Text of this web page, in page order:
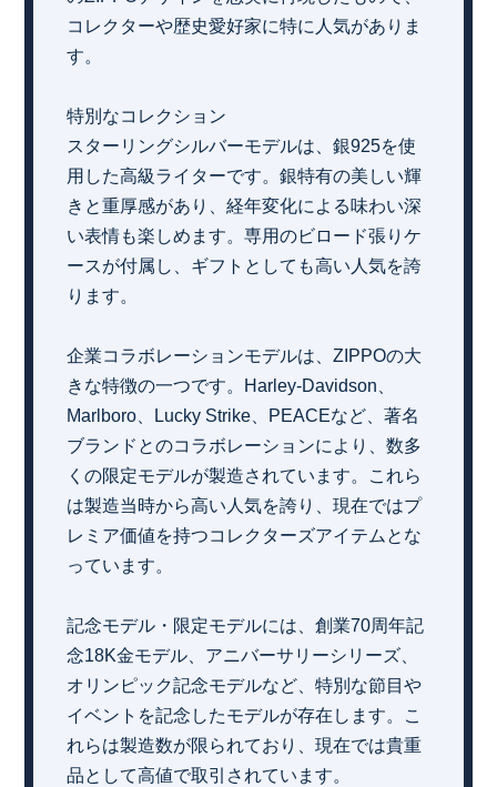
コレクターや歴史愛好家に特に人気がありま
す。
特別なコレクション
スターリングシルバーモデルは、銀925を使
用した高級ライターです。銀特有の美しい輝
きと重厚感があり、経年変化による味わい深
い表情も楽しめます。専用のビロード張りケ
ースが付属し、ギフトとしても高い人気を誇
ります。
企業コラボレーションモデルは、ZIPPOの大
きな特徴の一つです。Harley-Davidson、
Marlboro、Lucky Strike、PEACEなど、著名
ブランドとのコラボレーションにより、数多
くの限定モデルが製造されています。これら
は製造当時から高い人気を誇り、現在ではプ
レミア価値を持つコレクターズアイテムとな
っています。
記念モデル・限定モデルには、創業70周年記
念18K金モデル、アニバーサリーシリーズ、
オリンピック記念モデルなど、特別な節目や
イベントを記念したモデルが存在します。こ
れらは製造数が限られており、現在では貴重
品として高値で取引されています。